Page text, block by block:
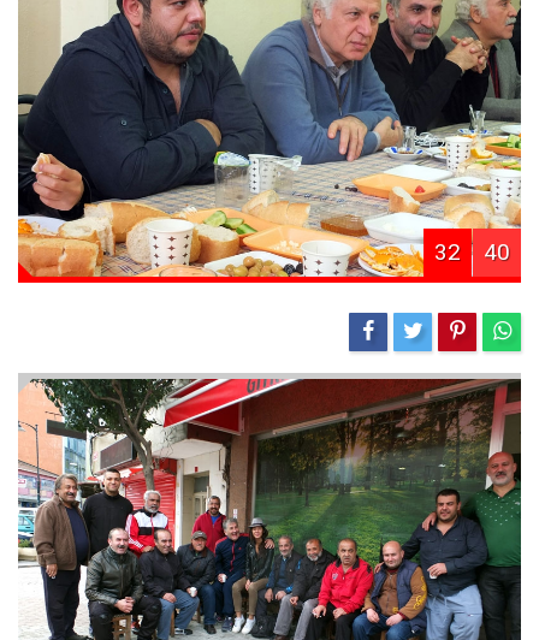
32 40